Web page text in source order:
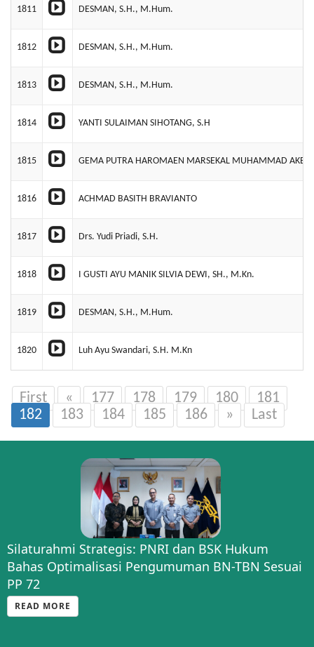
1811 DESMAN, S.H., M.Hum.
1812 DESMAN, S.H., M.Hum.
1813 DESMAN, S.H., M.Hum.
1814 YANTI SULAIMAN SIHOTANG, S.H
1815 GEMA PUTRA HAROMAEN MARSEKAL MUHAMMAD
1816 ACHMAD BASITH BRAVIANTO
1817 Drs. Yudi Priadi, S.H.
1818 I GUSTI AYU MANIK SILVIA DEWI, SH., M.Kn.
1819 DESMAN, S.H., M.Hum.
1820 Luh Ayu Swandari, S.H. M.Kn
First « 177 178 179 180
181
182
183 184 185 186 » Last
Silaturahmi Strategis: PNRI dan BSK Hukum
Bahas Optimalisasi Pengumuman BN-TBN Sesuai
PP 72
READ MORE